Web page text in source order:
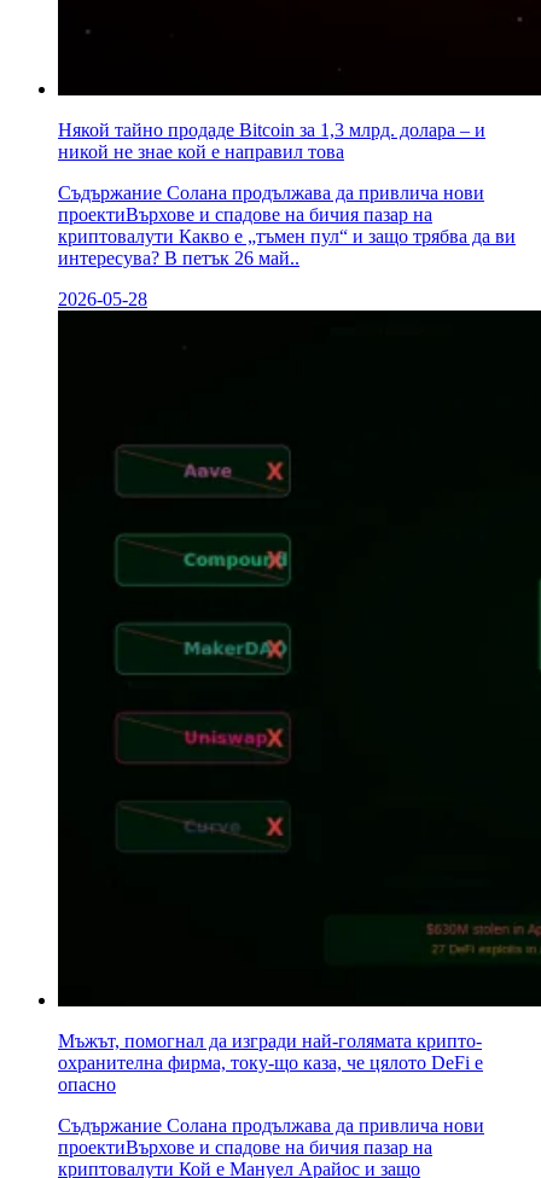
Някой тайно продаде Bitcoin за 1,3 млрд. долара – и
никой не знае кой е направил това
Съдържание Солана продължава да привлича нови
проектиВърхове и спадове на бичия пазар на
криптовалути Какво е „тъмен пул“ и защо трябва да ви
интересува? В петък 26 май..
2026-05-28
Мъжът, помогнал да изгради най-голямата крипто-
охранителна фирма, току-що каза, че цялото DeFi е
опасно
Съдържание Солана продължава да привлича нови
проектиВърхове и спадове на бичия пазар на
криптовалути Кой е Мануел Арайос и защо